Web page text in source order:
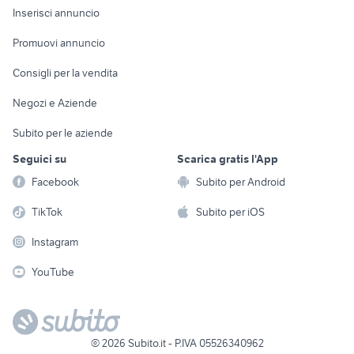
Console e
Fotografia
Telefonia
Biciclette
Inserisci annuncio
Promuovi annuncio
Consigli per la vendita
Negozi e Aziende
Subito per le aziende
Seguici su
Facebook
TikTok
Instagram
YouTube
Scarica gratis l'App
Subito per Android
Subito per iOS
©2026 Subito.it - P.IVA 05526340962